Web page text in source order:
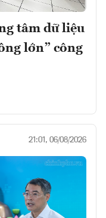
tâm dữ liệu
lớn” công
21:01, 06/08/2026